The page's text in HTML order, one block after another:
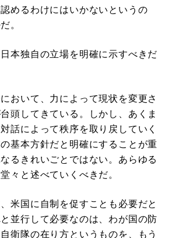
めるわけにはいかないというの
。
本独自の立場を明確に示すべきだ
おいて、力によって現状を変更さ
頭してきている。しかし、あくま
話によって秩序を取り戻していく
基本方針だと明確にすることが重
るきれいごとではない。あらゆる
々と述べていくべきだ。
米国に自制を促すことも必要だと
並行して必要なのは、わが国の防
衛隊の在り方というものを、もう